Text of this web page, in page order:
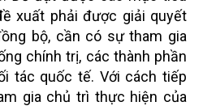
xuất phải được giải quyết
bộ, cần có sự tham gia
chính trị, các thành phần
tác quốc tế. Với cách tiếp
gia chủ trì thực hiện của